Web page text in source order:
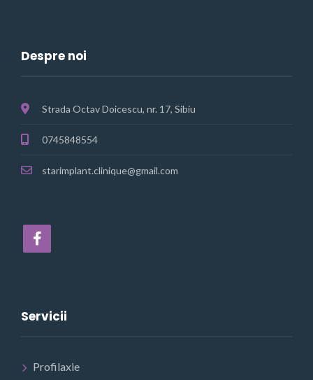
Despre noi
Strada Octav Doicescu, nr. 17, Sibiu
0745848554
starimplant.clinique@gmail.com
Servicii
Profilaxie